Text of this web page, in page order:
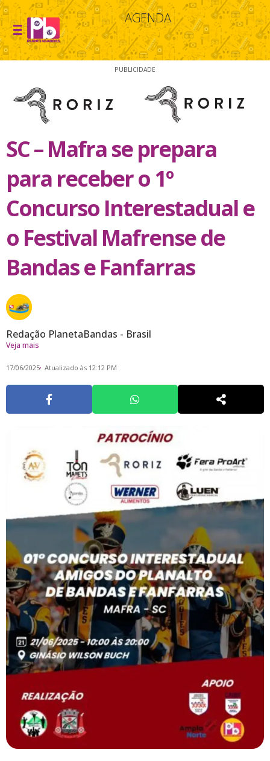
AGENDA
PUBLICIDADE
SC – Mafra se prepara
para receber o 1º
Concurso Interestadual e
o Festival Mafrense de
Bandas e Fanfarras
Redação PlanetaBandas - Brasil
Veja mais
17/06/2025 Atualizado às 12:12 PM